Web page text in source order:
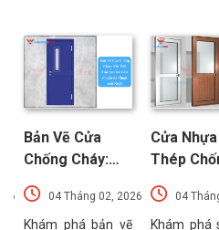
Bản Vẽ Cửa
Chống Cháy:
Tạo Và Tiêu
Chuẩn Kỹ Thuật
04 Tháng 02, 2026
Khám phá bản vẽ
Cửa
Thép
Và Các
Chuẩn
04
Khám phá